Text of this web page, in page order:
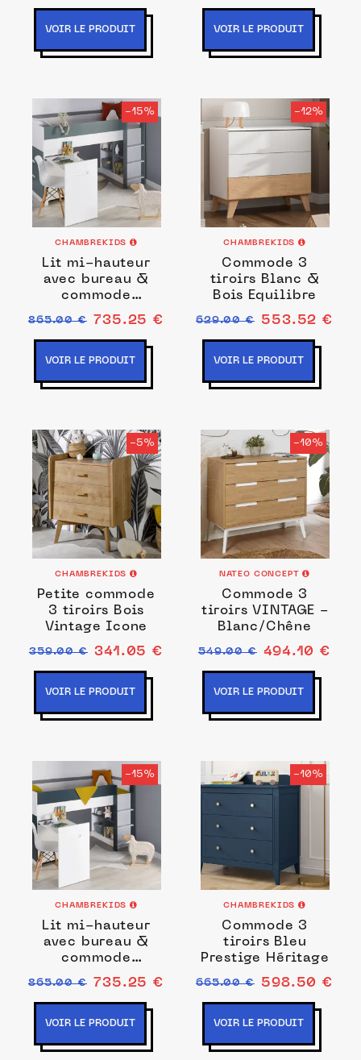
VOIR LE PRODUIT VOIR LE PRODUIT
-15%
CHAMBREKIDS
Lit mi-hauteur
avec bureau &
commode
90x190 Blanc &
Vert Mousse Opus
865.00 € 735.25 €
VOIR LE PRODUIT
-12%
CHAMBREKIDS
Commode 3
tiroirs Blanc &
Bois Equilibre
629.00 € 553.52 €
VOIR LE PRODUIT
-5%
CHAMBREKIDS
Petite commode
3 tiroirs Bois
Vintage Icone
359.00 € 341.05 €
VOIR LE PRODUIT
-10%
NATEO CONCEPT
Commode 3
tiroirs VINTAGE -
Blanc/Chêne
549.00 € 494.10 €
VOIR LE PRODUIT
-15%
CHAMBREKIDS
Lit mi-hauteur
avec bureau &
commode
90x190 Blanc &
Bleu Nuit Opus
865.00 € 735.25 €
VOIR LE PRODUIT
-10%
CHAMBREKIDS
Commode 3
tiroirs Bleu
Prestige Héritage
665.00 € 598.50 €
VOIR LE PRODUIT